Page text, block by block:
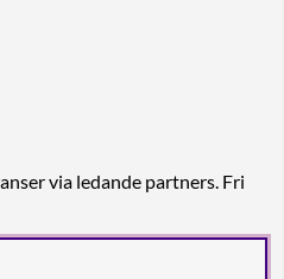
via ledande partners. Fri